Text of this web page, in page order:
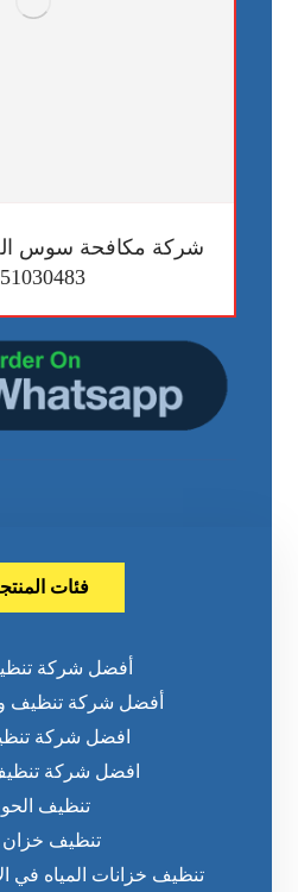
شركة مكافحة سوس
فئات
أفضل شركة
أفضل شركة تنظيف
افضل شركة
افضل شركة
تنظيف
تنظيف خزان
تنظيف خزانات المياه في الامارات :